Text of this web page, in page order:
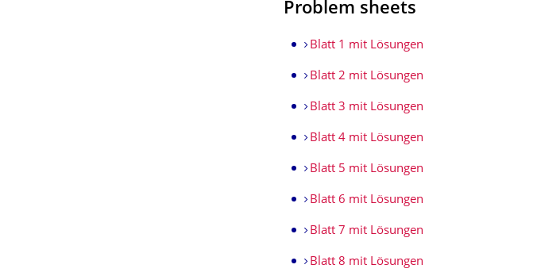
Problem sheets
Blatt 1 mit Lösungen
Blatt 2 mit Lösungen
Blatt 3 mit Lösungen
Blatt 4 mit Lösungen
Blatt 5 mit Lösungen
Blatt 6 mit Lösungen
Blatt 7 mit Lösungen
Blatt 8 mit Lösungen